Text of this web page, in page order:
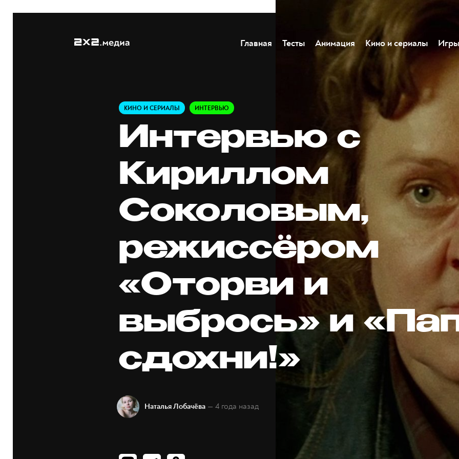
Главная Тесты Анимация Кино и сериалы Игры
КИНО И СЕРИАЛЫ ИНТЕРВЬЮ
Интервью с
Кириллом
Соколовым,
режиссёром
«Оторви и
выбрось» и
сдохни!»
Наталья Лобачёва — 4 года назад